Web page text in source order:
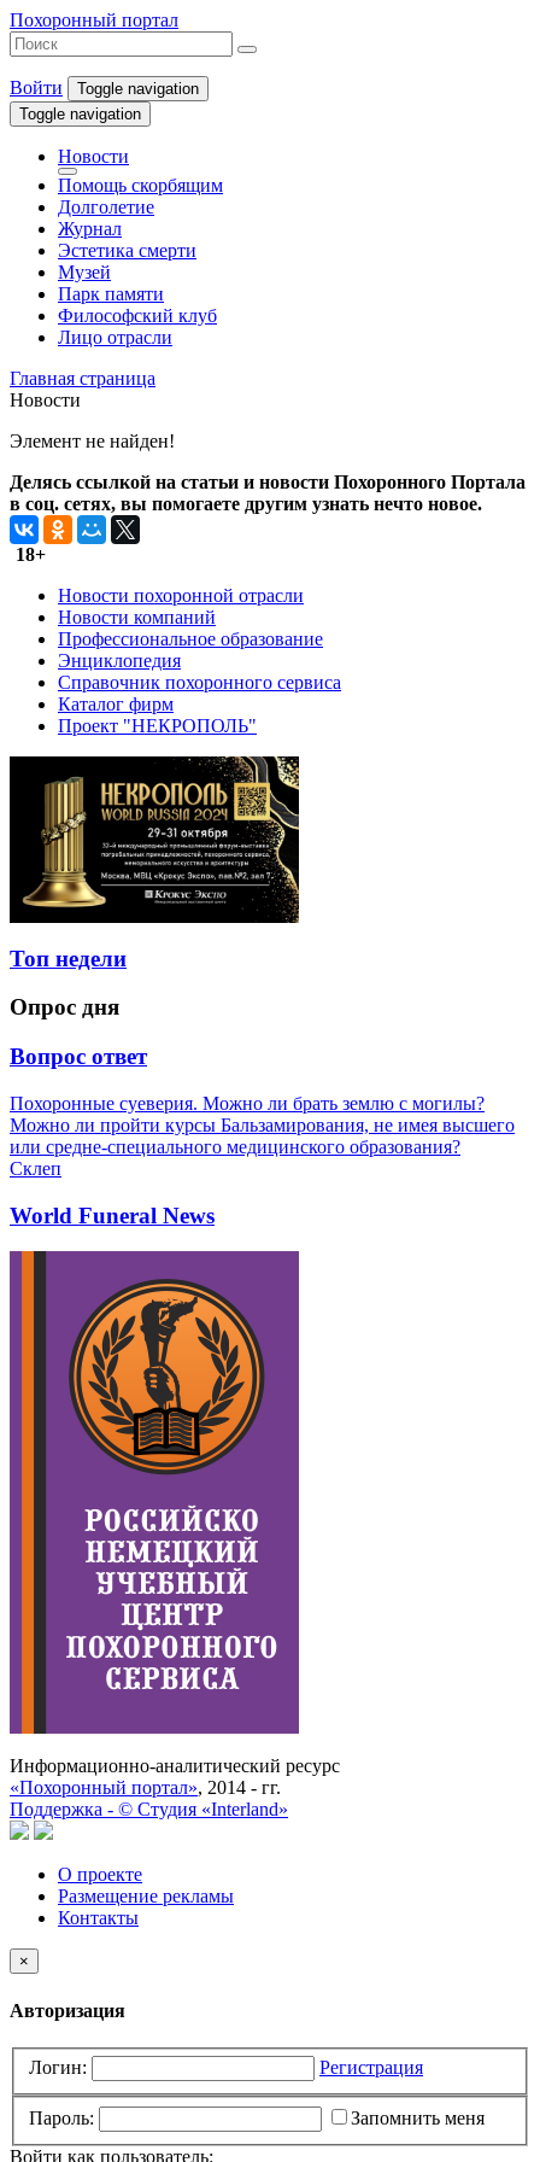
Похоронный портал
Войти
Toggle navigation
Toggle navigation
Новости
Помощь скорбящим
Долголетие
Журнал
Эстетика смерти
Музей
Парк памяти
Философский клуб
Лицо отрасли
Главная страница
Новости
Элемент не найден!
Делясь ссылкой на статьи и новости Похоронного Портала
в соц. сетях, вы помогаете другим узнать нечто новое.
18+
Новости похоронной отрасли
Новости компаний
Профессиональное образование
Энциклопедия
Справочник похоронного сервиса
Каталог фирм
Проект "НЕКРОПОЛЬ"
Топ недели
Опрос дня
Вопрос ответ
Похоронные суеверия. Можно ли брать землю с могилы?
Можно ли пройти курсы Бальзамирования, не имея высшего
или средне-специального медицинского образования?
Склеп
World Funeral News
Информационно-аналитический ресурс
«Похоронный портал», 2014 - гг.
Поддержка - © Cтудия «Interland»
О проекте
Размещение рекламы
Контакты
×
Авторизация
Логин: Регистрация
Пароль:
Запомнить меня
Войти как пользователь: